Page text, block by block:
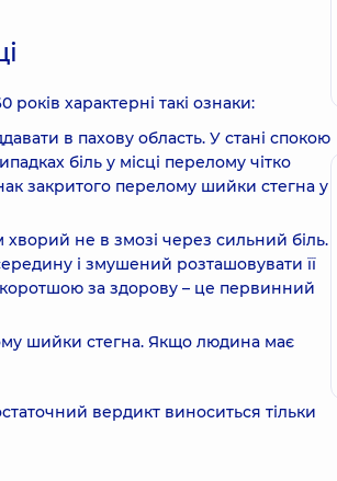
характерні такі ознаки:
в пахову область. У стані спокою
біль у місці перелому чітко
закритого перелому шийки стегна у
не в змозі через сильний біль.
і змушений розташовувати її
коротшою за здорову – це первинний
шийки стегна. Якщо людина має
вердикт виноситься тільки